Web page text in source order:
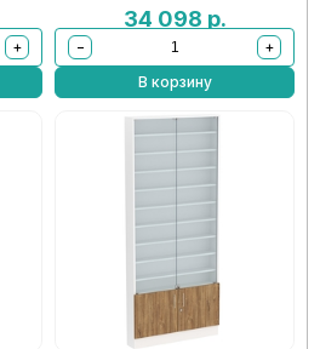
+
34 098 р.
−
+
В корзину